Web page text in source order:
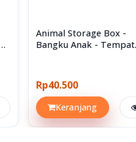
Animal Storage Box -
Bangku Anak - Tempat
Rp40.500
Keranjang